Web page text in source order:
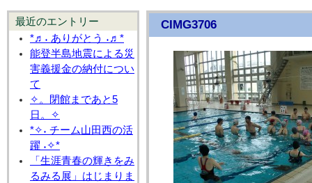
最近のエントリー
*♬˖ ありがとう ˖♬*
能登半島地震による災
害義援金の納付につい
て
✧。閉館まであと5
日。✧
*✧˖ チーム山田西の活
躍 ˖✧*
「生涯青春の輝きをみ
るみる展」はじまりま
CIMG3706